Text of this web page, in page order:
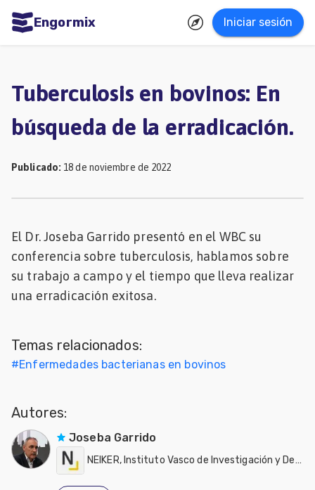
Engormix Iniciar sesión
Agricultura
Balanceados
Ganadería
Lechería
Micotoxinas
Tuberculosis en bovinos: En
búsqueda de la erradicación.
Publicado: 18 de noviembre de 2022
El Dr. Joseba Garrido presentó en el WBC su
conferencia sobre tuberculosis, hablamos sobre
su trabajo a campo y el tiempo que lleva realizar
una erradicación exitosa.
Temas relacionados:
#Enfermedades bacterianas en bovinos
Autores:
Joseba Garrido
NEIKER, Instituto Vasco de Investigación y Desarrollo Agrario